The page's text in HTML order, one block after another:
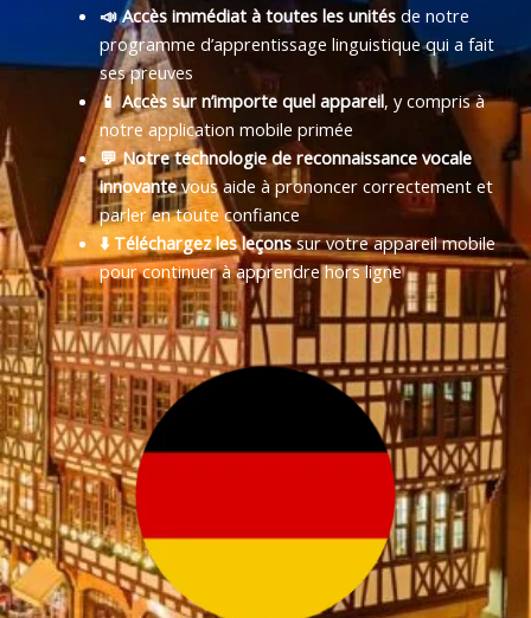
📣 Accès immédiat à toutes les unitésde notre
programme d’apprentissage linguistique qui a fait
ses preuves
📱 Accès sur n’importe quel appareil, y compris à
notre application mobile primée
💬 Notre technologie de reconnaissance vocale
innovantevous aide à prononcer correctement et
parler en toute confiance
⬇️ Téléchargez les leçonssur votre appareil mobile
pour continuer à apprendre hors ligne